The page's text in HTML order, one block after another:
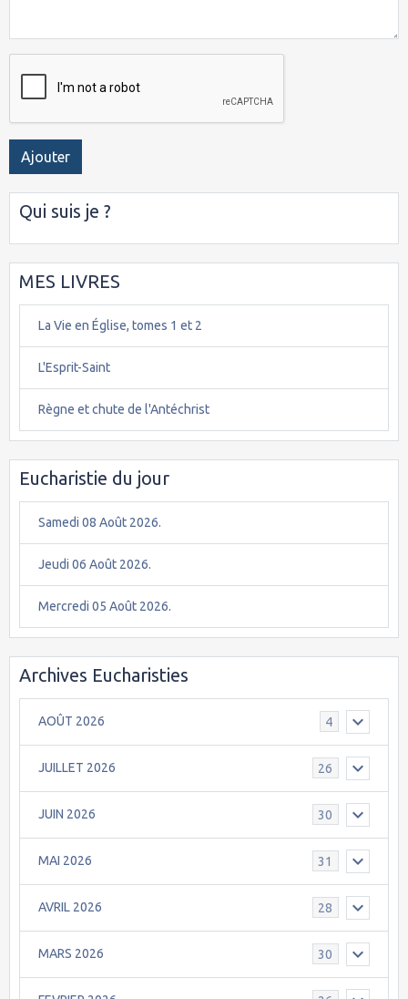
Ajouter
Qui suis je ?
MES LIVRES
La Vie en Église, tomes 1 et 2
L'Esprit-Saint
Règne et chute de l'Antéchrist
Eucharistie du jour
Samedi 08 Août 2026.
Jeudi 06 Août 2026.
Mercredi 05 Août 2026.
Archives Eucharisties
AOÛT 2026 4
JUILLET 2026 26
JUIN 2026 30
MAI 2026 31
AVRIL 2026 28
MARS 2026 30